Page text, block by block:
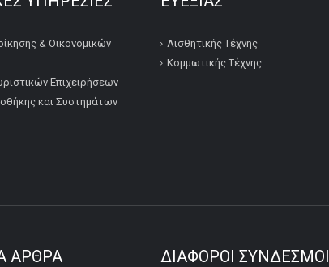
& Οικονομικών
Επιχειρήσεων
και Συστημάτων
Αισθητικής Τέχνης
Κομμωτικής Τέχνης
ΆΡΘΡΑ ΔΙΆΦΟΡΟΙ ΣΎΝΔΕΣΜΟΙ